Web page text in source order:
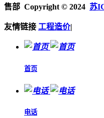
售部 Copyright © 2024 苏
友情链接 工程造价|
首页
电话